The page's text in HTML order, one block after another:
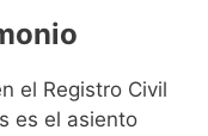
el Registro Civil
es el asiento